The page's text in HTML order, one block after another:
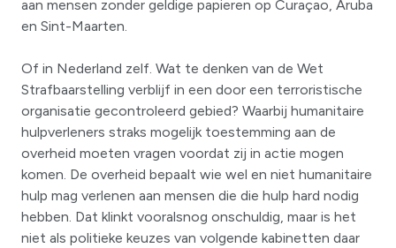
aan mensen zonder geldige papieren op Curaçao, Aruba
en Sint-Maarten.
Of in Nederland zelf. Wat te denken van de Wet
Strafbaarstelling verblijf in een door een terroristische
organisatie gecontroleerd gebied? Waarbij humanitaire
hulpverleners straks mogelijk toestemming aan de
overheid moeten vragen voordat zij in actie mogen
komen. De overheid bepaalt wie wel en niet humanitaire
hulp mag verlenen aan mensen die die hulp hard nodig
hebben. Dat klinkt vooralsnog onschuldig, maar is het
niet als politieke keuzes van volgende kabinetten daar